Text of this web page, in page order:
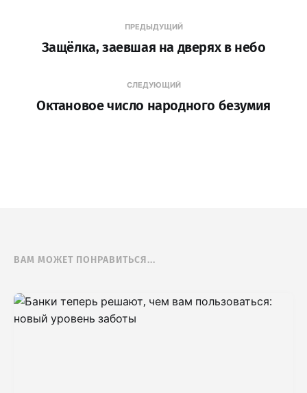
ПРЕДЫДУЩИЙ
Защёлка, заевшая на дверях в небо
СЛЕДУЮЩИЙ
Октановое число народного безумия
ВАМ МОЖЕТ ПОНРАВИТЬСЯ...